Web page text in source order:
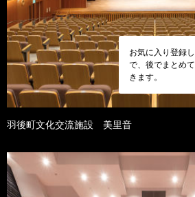
お気に入り登録
で、後でまとめ
きます。
羽後町文化交流施設 美里音